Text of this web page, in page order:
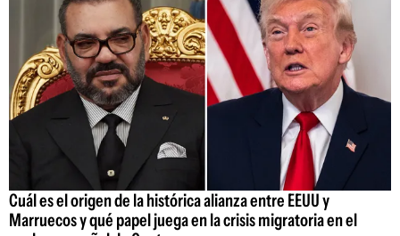
Cuál es el origen de la histórica alianza entre EEUU y
Marruecos y qué papel juega en la crisis migratoria en el